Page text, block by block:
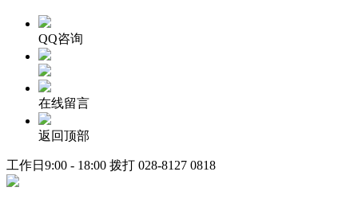
QQ咨询
在线留言
返回顶部
工作日9:00 - 18:00 拨打 028-8127 0818